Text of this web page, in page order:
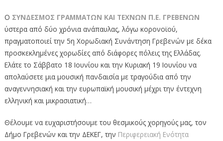
Ο ΣΥΝΔΕΣΜΟΣ ΓΡΑΜΜΑΤΩΝ ΚΑΙ ΤΕΧΝΩΝ Π.Ε. ΓΡΕΒΕΝΩΝ
ύστερα από δύο χρόνια ανάπαυλας, λόγω κορονοϊού,
πραγματοποιεί την 5η Χορωδιακή Συνάντηση Γρεβενών με δέκα
προσκεκλημένες χορωδίες από διάφορες πόλεις της Ελλάδας.
Ελάτε το Σάββατο 18 Ιουνίου και την Κυριακή 19 Ιουνίου να
απολαύσετε μια μουσική πανδαισία με τραγούδια από την
αναγεννησιακή και την ευρωπαϊκή μουσική μέχρι την έντεχνη
ελληνική και μικρασιατική…
Θέλουμε να ευχαριστήσουμε του θεσμικούς χορηγούς μας, τον
Δήμο Γρεβενών και την ΔΕΚΕΓ, την Περιφερειακή Ενότητα